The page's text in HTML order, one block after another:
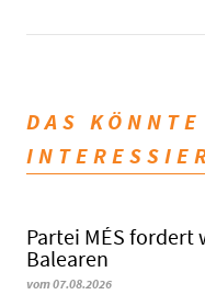
DAS
Partei MÉS fordert
Balearen
vom 07.08.2026